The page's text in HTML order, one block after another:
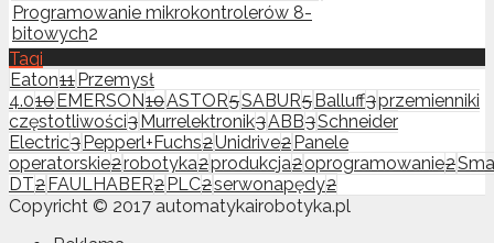
Programowanie mikrokontrolerów 8-
bitowych2
Tagi
Eaton11Przemysł
4.010EMERSON10ASTOR5SABUR5Balluff3przemienniki
częstotliwości3Murrelektronik3ABB3Schneider
Electric3Pepperl+Fuchs2Unidrive2Panele
operatorskie2robotyka2produkcja2oprogramowanie2
DT2FAULHABER2PLC2serwonapędy2
Copyricht © 2017 automatykairobotyka.pl